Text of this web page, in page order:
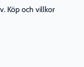
Köp och villkor